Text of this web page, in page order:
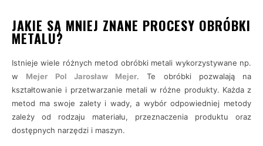
JAKIE SĄ MNIEJ ZNANE PROCESY OBRÓBKI
METALU?
Istnieje wiele różnych metod obróbki metali wykorzystywane np.
w Mejer Pol Jarosław Mejer. Te obróbki pozwalają na
kształtowanie i przetwarzanie metali w różne produkty. Każda z
metod ma swoje zalety i wady, a wybór odpowiedniej metody
zależy od rodzaju materiału, przeznaczenia produktu oraz
dostępnych narzędzi i maszyn.